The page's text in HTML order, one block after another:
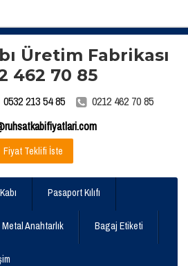
0532 213 54 85
0212 462 70 85
Fiyat Teklifi İste
Pasaport Kılıfı
Metal Anahtarlık Bagaj Etiketi